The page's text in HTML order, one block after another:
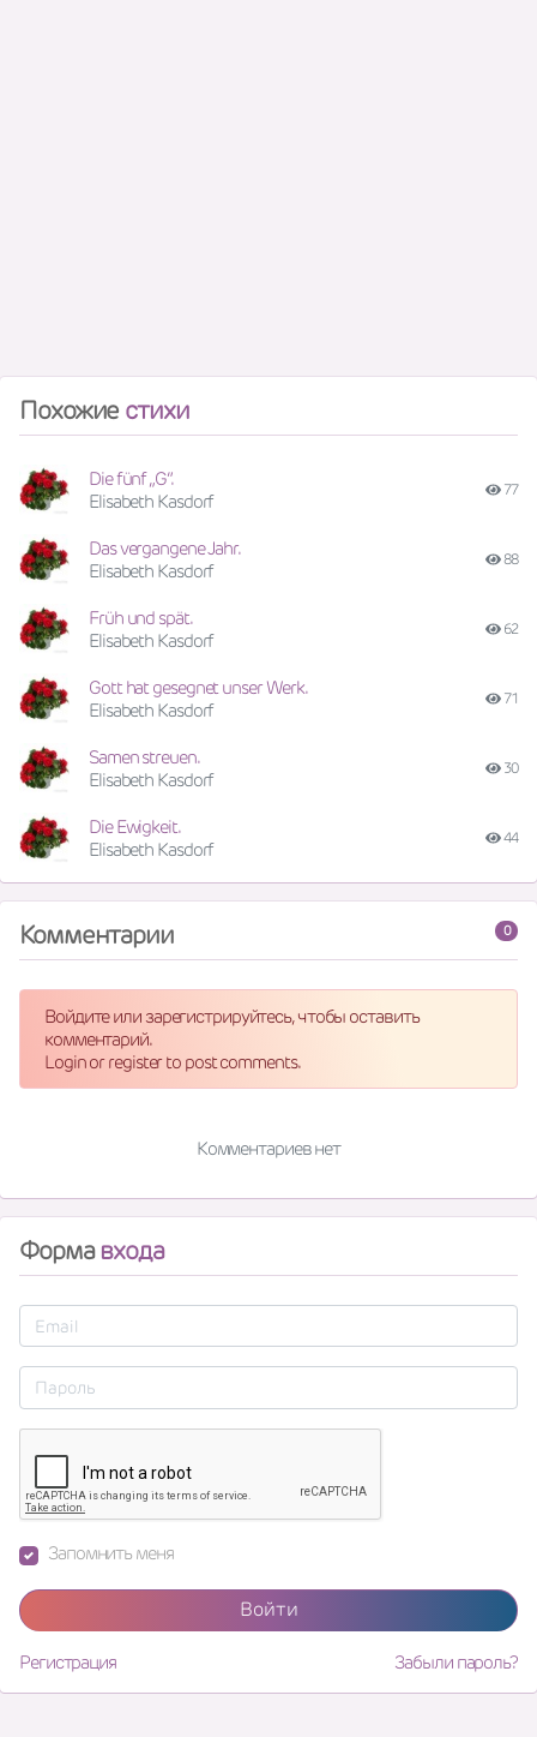
Похожие стихи
Die fünf „G“.
Elisabeth Kasdorf
77
Das vergangene Jahr.
Elisabeth Kasdorf
88
Früh und spät.
Elisabeth Kasdorf
62
Gott hat gesegnet unser Werk.
Elisabeth Kasdorf
71
Samen streuen.
Elisabeth Kasdorf
30
Die Ewigkeit.
Elisabeth Kasdorf
44
0
Комментарии
Войдите или зарегистрируйтесь, чтобы оставить
комментарий.
Login or register to post comments.
Комментариев нет
Формавхода
Запомнить меня
Войти
Регистрация Забыли пароль?